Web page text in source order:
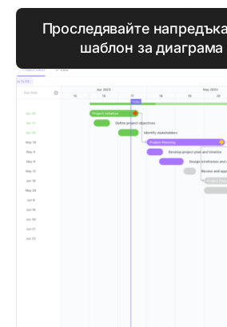
Проследявайте
шаблон за диаграма